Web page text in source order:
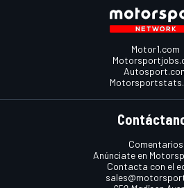
Motor1.com
Comentarios
Anúnciate en
Contacta con el